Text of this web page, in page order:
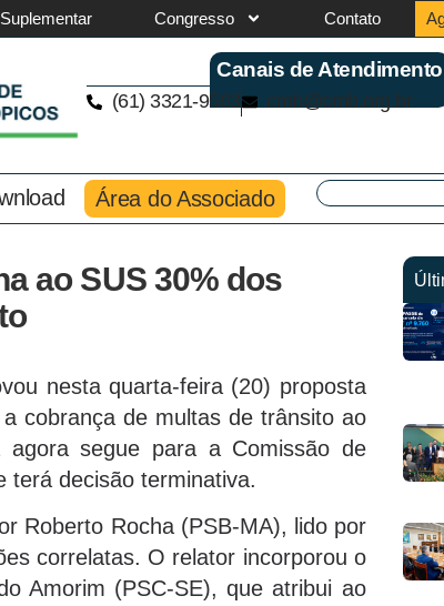
Congresso Contato
Canais de Atendimento
(61) 3321-9563 cmb@cmb.org.br
Área do Associado
ao SUS 30% dos
nesta quarta-feira (20) proposta
cobrança de multas de trânsito ao
segue para a Comissão de
terá decisão terminativa.
Roberto Rocha (PSB-MA), lido por
correlatas. O relator incorporou o
Amorim (PSC-SE), que atribui ao